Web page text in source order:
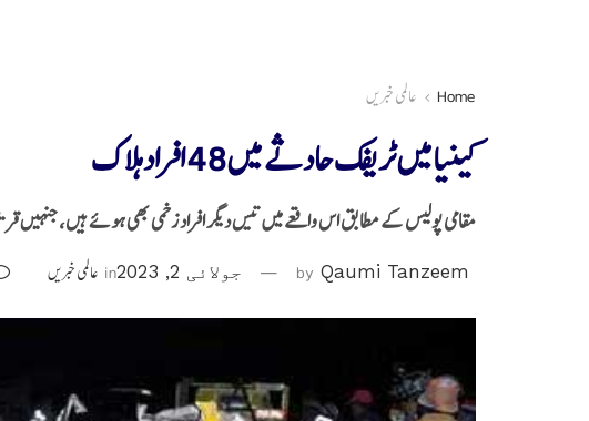
Home عالمی خبریں
کینیامیں ٹریفک حادثے میں 48 افراد ہلاک
مقامی پولیس کے مطابق اس واقعے میں تیس دیگر افراد زخمی بھی ہوئے ہیں، جنہیں
by Qaumi Tanzeem جولائی 2, 2023 in عالمی خبریں